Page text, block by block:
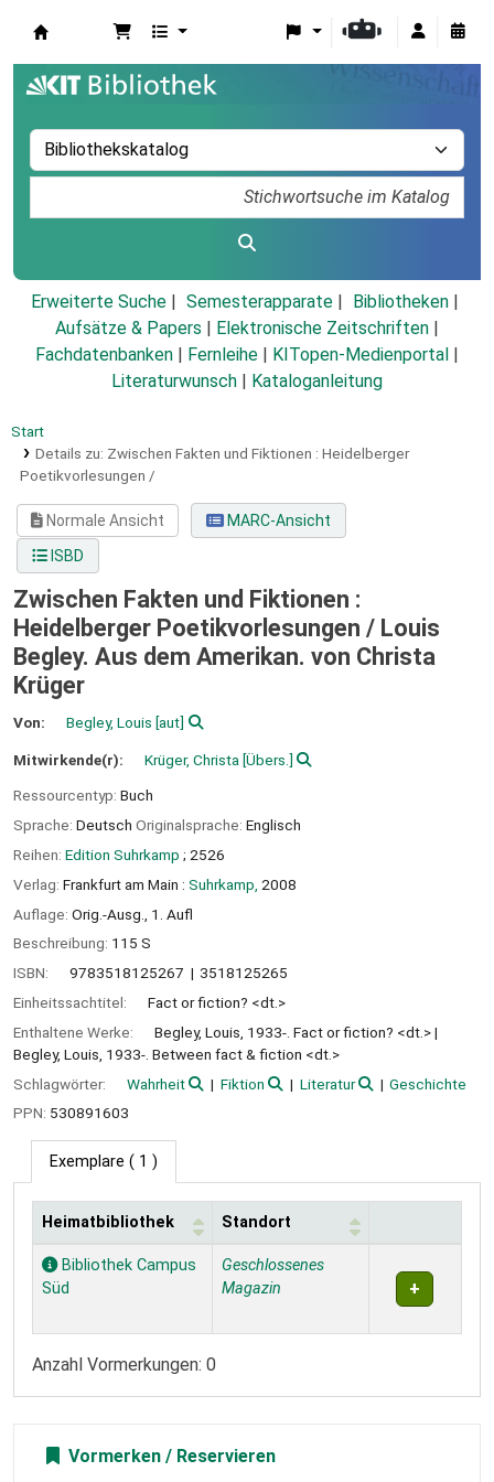
Erweiterte Suche Semesterapparate
Bibliotheken
Aufsätze & Papers
Elektronische Zeitschriften
Fachdatenbanken
Fernleihe KITopen-Medienportal
Literaturwunsch
Kataloganleitung
Start
Details zu: Zwischen Fakten und Fiktionen : Heidelberger
Poetikvorlesungen /
Normale Ansicht
MARC-Ansicht
ISBD
Zwischen Fakten und Fiktionen :
Heidelberger Poetikvorlesungen / Louis
Begley. Aus dem Amerikan. von Christa
Krüger
Von: Begley, Louis [aut]
Mitwirkende(r): Krüger, Christa [Übers.]
Ressourcentyp: Buch
Sprache: Deutsch Originalsprache: Englisch
Reihen: Edition Suhrkamp ; 2526
Verlag: Frankfurt am Main : Suhrkamp, 2008
Auflage: Orig.-Ausg., 1. Aufl
Beschreibung: 115 S
ISBN:
9783518125267
3518125265
Einheitssachtitel:
Fact or fiction? <dt.>
Enthaltene Werke:
Begley, Louis, 1933-. Fact or fiction? <dt.>
Begley, Louis, 1933-. Between fact & fiction <dt.>
Schlagwörter:
Wahrheit Fiktion Literatur
Geschichte
PPN: 530891603
Exemplare ( 1 )
Exemplare
Heimatbibliothek Standort
Bibliothek Campus
Süd
Geschlossenes
Magazin
Anzahl Vormerkungen: 0
Vormerken